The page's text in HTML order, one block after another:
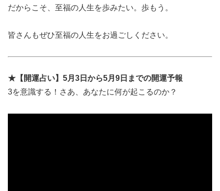
だからこそ、至福の人生を歩みたい。歩もう。
皆さんもぜひ至福の人生をお過ごしください。
★【開運占い】5月3日から5月9日までの開運予報
3を意識する！さあ、あなたに何が起こるのか？